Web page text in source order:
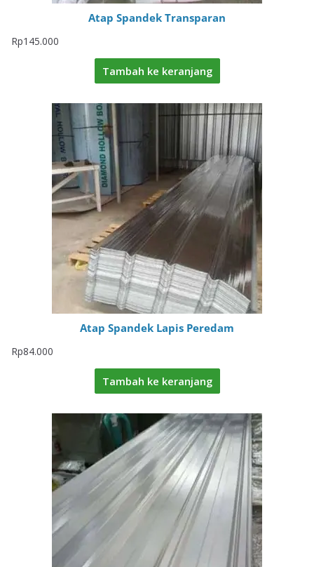
Atap Spandek Transparan
Rp145.000
Tambah ke keranjang
Atap Spandek Lapis Peredam
Rp84.000
Tambah ke keranjang